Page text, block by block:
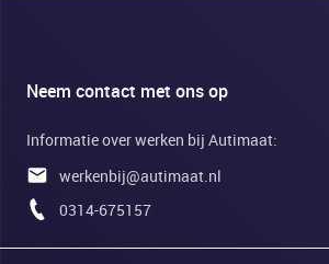
Neem contact met ons op
Informatie over werken bij Autimaat:
werkenbij@autimaat.nl
0314-675157